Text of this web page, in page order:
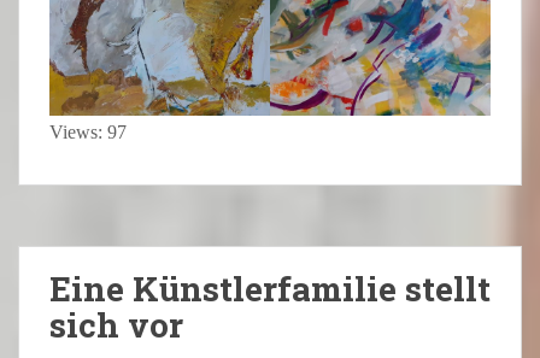
Views: 97
Eine Künstlerfamilie stellt
sich vor